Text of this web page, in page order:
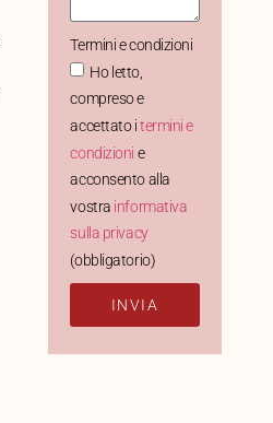
Termini e condizioni
Ho letto,
compreso e
accettato itermini e
condizioni e
acconsento alla
vostra informativa
sulla privacy
(obbligatorio)
INVIA